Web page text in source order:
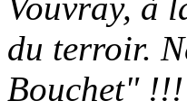
Vouvray, à
du terroir.
Bouchet" !!!